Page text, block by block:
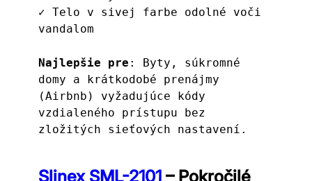
✓ Telo v sivej farbe odolné voči
vandalom
Najlepšie pre : Byty, súkromné ​​
domy a krátkodobé prenájmy
(Airbnb) vyžadujúce kódy
vzdialeného prístupu bez
zložitých sieťových nastavení.
Slinex SML-2101 – Pokročilé